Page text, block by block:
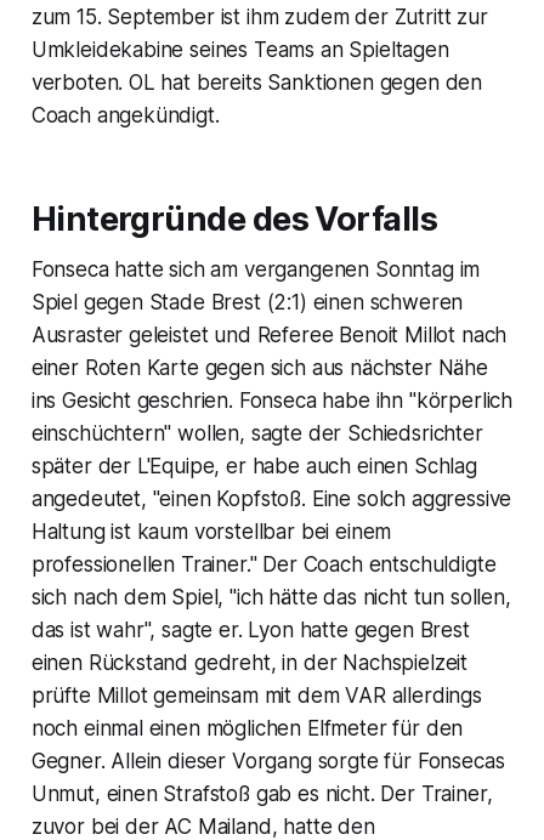
zum 15. September ist ihm zudem der Zutritt zur
Umkleidekabine seines Teams an Spieltagen
verboten. OL hat bereits Sanktionen gegen den
Coach angekündigt.
Hintergründe des Vorfalls
Fonseca hatte sich am vergangenen Sonntag im
Spiel gegen Stade Brest (2:1) einen schweren
Ausraster geleistet und Referee Benoit Millot nach
einer Roten Karte gegen sich aus nächster Nähe
ins Gesicht geschrien. Fonseca habe ihn "körperlich
einschüchtern" wollen, sagte der Schiedsrichter
später der L'Equipe, er habe auch einen Schlag
angedeutet, "einen Kopfstoß. Eine solch aggressive
Haltung ist kaum vorstellbar bei einem
professionellen Trainer." Der Coach entschuldigte
sich nach dem Spiel, "ich hätte das nicht tun sollen,
das ist wahr", sagte er. Lyon hatte gegen Brest
einen Rückstand gedreht, in der Nachspielzeit
prüfte Millot gemeinsam mit dem VAR allerdings
noch einmal einen möglichen Elfmeter für den
Gegner. Allein dieser Vorgang sorgte für Fonsecas
Unmut, einen Strafstoß gab es nicht. Der Trainer,
zuvor bei der AC Mailand, hatte den